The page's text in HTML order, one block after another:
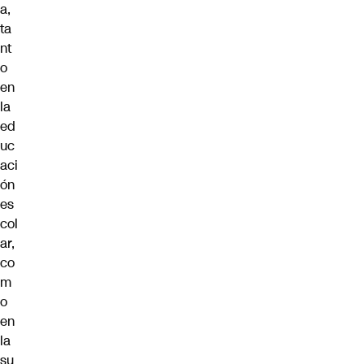
a,
ta
nt
o
en
la
ed
uc
aci
ón
es
col
ar,
co
m
o
en
la
su